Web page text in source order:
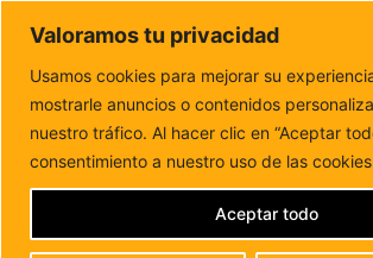
Valoramos tu privacidad
Usamos cookies para mejorar su
mostrarle anuncios o contenidos
nuestro tráfico. Al hacer clic en “Aceptar
consentimiento a nuestro uso de las
Aceptar todo
DUNAS FM
Tu informacion de forma
Inicio FUERTEVENTURA
El Cabildo de
suministra materia prima a artesanos para
EL CABILDO DE
FUERTEVENTURA